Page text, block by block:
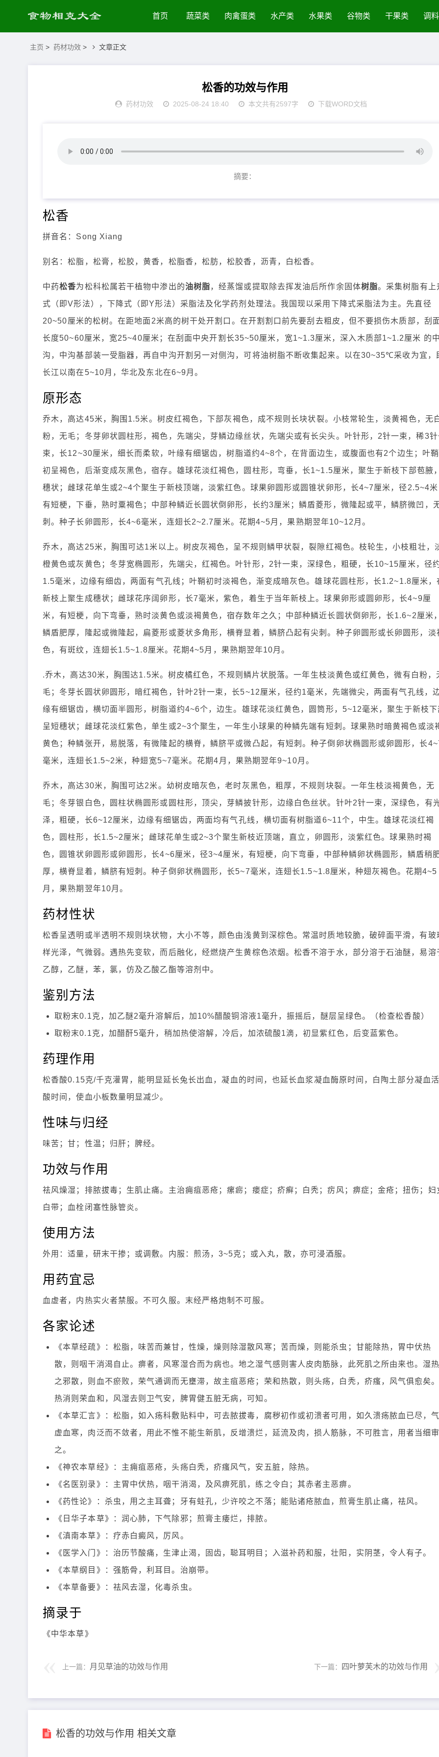
首页 蔬菜类 肉禽蛋类 水产类 水果类 谷物类 干果类 调
主页 > 药材功效 > 文章正文
松香的功效与作用
药材功效 2025-08-24 18:40 本文共有2597字 下载WORD文档
摘要：
松香
拼音名：Song Xiang
别名：松脂，松膏，松胶，黄香，松脂香，松肪，松胶香，沥青，白松香。
中药松香为松科松属若干植物中渗出的油树脂，经蒸馏或提取除去挥发油后所作余固体树脂。采集树脂有上
式（即V形法），下降式（即Y形法）采脂法及化学药剂处理法。我国现以采用下降式采脂法为主。先直径
20~50厘米的松树。在距地面2米高的树干处开割口。在开割割口前先要刮去粗皮，但不要损伤木质部，刮
长度50~60厘米，宽25~40厘米；在刮面中央开割长35~50厘米，宽1~1.3厘米，深入木质部1~1.2厘米 的
沟，中沟基部装一受脂器，再自中沟开割另一对侧沟，可将油树脂不断收集起来。以在30~35℃采收为宜，
长江以南在5~10月，华北及东北在6~9月。
原形态
乔木，高达45米，胸围1.5米。树皮红褐色，下部灰褐色，成不规则长块状裂。小枝常轮生，淡黄褐色，无
粉，无毛；冬芽卵状圆柱形，褐色，先端尖，芽鳞边缘丝状，先端尖或有长尖头。叶针形，2针一束，稀3
束，长12~30厘米，细长而柔软，叶缘有细锯齿，树脂道约4~8个，在背面边生，或腹面也有2个边生；叶鞘
初呈褐色，后渐变成灰黑色，宿存。雄球花淡红褐色，圆柱形，弯垂，长1~1.5厘米，聚生于新枝下部苞腋
穗状；雌球花单生或2~4个聚生于新枝顶端，淡紫红色。球果卵圆形或圆锥状卵形，长4~7厘米，径2.5~4
有短梗，下垂，熟时粟褐色；中部种鳞近长圆状倒卵形，长约3厘米；鳞盾菱形，微隆起或平，鳞脐微凹，
刺。种子长卵圆形，长4~6毫米，连翅长2~2.7厘米。花期4~5月，果熟期翌年10~12月。
乔木，高达25米，胸围可达1米以上。树皮灰褐色，呈不规则鳞甲状裂，裂隙红褐色。枝轮生，小枝粗壮，
橙黄色或灰黄色；冬芽宽椭圆形，先端尖，红褐色。叶针形，2针一束，深绿色，粗硬，长10~15厘米，径
1.5毫米，边缘有细齿，两面有气孔线；叶鞘初时淡褐色，渐变成暗灰色。雄球花圆柱形，长1.2~1.8厘米，
新枝上聚生成穗状；雌球花序阔卵形，长7毫米，紫色，着生于当年新枝上。球果卵形或圆卵形，长4~9厘
米，有短梗，向下弯垂，熟时淡黄色或淡褐黄色，宿存数年之久；中部种鳞近长圆状倒卵形，长1.6~2厘米
鳞盾肥厚，隆起或微隆起，扁菱形或菱状多角形，横脊显着，鳞脐凸起有尖刺。种子卵圆形或长卵圆形，淡
色，有斑纹，连翅长1.5~1.8厘米。花期4~5月，果熟期翌年10月。
.乔木，高达30米，胸围达1.5米。树皮橘红色，不规则鳞片状脱落。一年生枝淡黄色或红黄色，微有白粉，
毛；冬芽长圆状卵圆形，暗红褐色，针叶2针一束，长5~12厘米，径约1毫米，先端微尖，两面有气孔线，
缘有细锯齿，横切面半圆形，树脂道约4~6个，边生。雄球花淡红黄色，圆筒形，5~12毫米，聚生于新枝下
呈短穗状；雌球花淡红紫色，单生或2~3个聚生，一年生小球果的种鳞先端有短刺。球果熟时暗黄褐色或淡
黄色；种鳞张开，易脱落，有微隆起的横脊，鳞脐平或微凸起，有短刺。种子倒卵状椭圆形或卵圆形，长
毫米，连翅长1.5~2米，种翅宽5~7毫米。花期4月，果熟期翌年9~10月。
乔木，高达30米，胸围可达2米。幼树皮暗灰色，老时灰黑色，粗厚，不规则块裂。一年生枝淡褐黄色，无
毛；冬芽银白色，圆柱状椭圆形或圆柱形，顶尖，芽鳞披针形，边缘白色丝状。针叶2针一束，深绿色，有
泽，粗硬，长6~12厘米，边缘有细锯齿，两面均有气孔线，横切面有树脂道6~11个，中生。雄球花淡红褐
色，圆柱形，长1.5~2厘米；雌球花单生或2~3个聚生新枝近顶端，直立，卵圆形，淡紫红色。球果熟时褐
色，圆锥状卵圆形或卵圆形，长4~6厘米，径3~4厘米，有短梗，向下弯垂，中部种鳞卵状椭圆形，鳞盾稍
厚，横脊显着，鳞脐有短刺。种子倒卵状椭圆形，长5~7毫米，连翅长1.5~1.8厘米，种翅灰褐色。花期4~5
月，果熟期翌年10月。
药材性状
松香呈透明或半透明不规则块状物，大小不等，颜色由浅黄到深棕色。常温时质地较脆，破碎面平滑，有玻
样光泽，气微弱。遇热先变软，而后融化，经燃烧产生黄棕色浓烟。松香不溶于水，部分溶于石油醚，易溶
乙醇，乙醚，苯，氯，仿及乙酸乙酯等溶剂中。
鉴别方法
取粉末0.1克，加乙醚2毫升溶解后，加10%醋酸铜溶液1毫升，振摇后，醚层呈绿色。（检查松香酸）
取粉末0.1克，加醋酐5毫升，稍加热使溶解，冷后，加浓硫酸1滴，初显紫红色，后变蓝紫色。
药理作用
松香酸0.15克/千克灌胃，能明显延长兔长出血，凝血的时间，也延长血浆凝血酶原时间，白陶土部分凝血活
酸时间，使血小板数量明显减少。
性味与归经
味苦；甘；性温；归肝；脾经。
功效与作用
祛风燥湿；排脓拔毒；生肌止痛。主治痈疽恶疮；瘰疬；瘘症；疥癣；白秃；疠风；痹症；金疮；扭伤；妇
白带；血栓闭塞性脉管炎。
使用方法
外用：适量，研末干掺；或调敷。内服：煎汤，3~5克；或入丸，散，亦可浸酒服。
用药宜忌
血虚者，内热实火者禁服。不可久服。末经严格炮制不可服。
各家论述
《本草经疏》：松脂，味苦而兼甘，性燥，燥则除湿散风寒；苦而燥，则能杀虫；甘能除热，胃中伏热
散，则咽干消渴自止。痹者，风寒湿合而为病也。地之湿气感则害人皮肉筋脉，此死肌之所由来也。湿
之邪散，则血不瘀败，荣气通调而无壅滞，故主疽恶疮；荣和热散，则头疡，白秃，疥瘙，风气俱愈矣
热消则荣血和，风湿去则卫气安，脾胃健五脏无病，可知。
《本草汇言》：松脂，如入疡科敷贴料中，可去脓拔毒，腐秽初作或初溃者可用，如久溃疡脓血已尽，
虚血寒，肉泛而不敛者，用此不惟不能生新肌，反增溃烂，延流及肉，损人筋脉，不可胜言，用者当细
之。
《神农本草经》：主痈疽恶疮，头疡白秃，疥瘙风气，安五脏，除热。
《名医别录》：主胃中伏热，咽干消渴，及风痹死肌，练之令白；其赤者主恶痹。
《药性论》：杀虫，用之主耳聋；牙有蛀孔，少许咬之不落；能贴诸疮脓血，煎膏生肌止痛，祛风。
《日华子本草》：润心肺，下气除邪；煎膏主痿烂，排脓。
《滇南本草》：疗赤白癜风，厉风。
《医学入门》：治历节酸痛，生津止渴，固齿，聪耳明目；入滋补药和服，壮阳，实阴茎，令人有子。
《本草纲目》：强筋骨，利耳目。治崩带。
《本草备要》：祛风去湿，化毒杀虫。
摘录于
《中华本草》
上一篇： 月见草油的功效与作用 下一篇： 四叶萝芙木的功效与作用
松香的功效与作用 相关文章